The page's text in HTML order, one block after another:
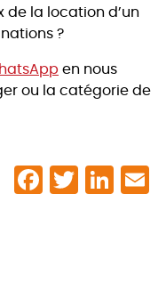
de la location d’un
?
en nous
ou la catégorie de